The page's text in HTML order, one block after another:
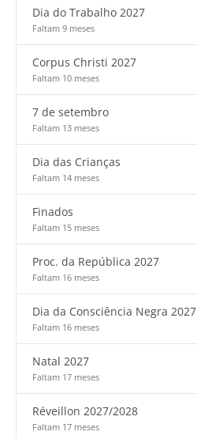
Dia do Trabalho 2027
Faltam 9 meses
Corpus Christi 2027
Faltam 10 meses
7 de setembro
Faltam 13 meses
Dia das Crianças
Faltam 14 meses
Finados
Faltam 15 meses
Proc. da República 2027
Faltam 16 meses
Dia da Consciência Negra 2027
Faltam 16 meses
Natal 2027
Faltam 17 meses
Réveillon 2027/2028
Faltam 17 meses